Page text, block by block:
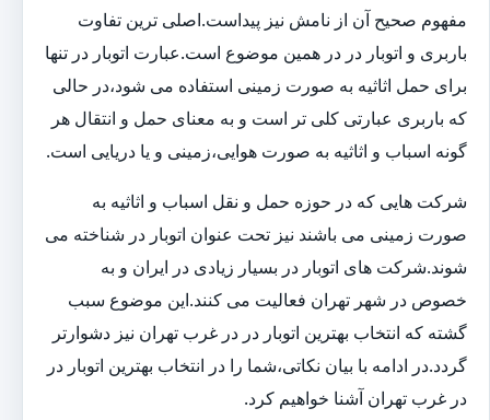
مفهوم صحیح آن از نامش نیز پیداست.اصلی ترین تفاوت
باربری و اتوبار در در همین موضوع است.عبارت اتوبار در تنها
برای حمل اثاثیه به صورت زمینی استفاده می شود،در حالی
که باربری عبارتی کلی تر است و به معنای حمل و انتقال هر
گونه اسباب و اثاثیه به صورت هوایی،زمینی و یا دریایی است.
شرکت هایی که در حوزه حمل و نقل اسباب و اثاثیه به
صورت زمینی می باشند نیز تحت عنوان اتوبار در شناخته می
شوند.شرکت های اتوبار در بسیار زیادی در ایران و به
خصوص در شهر تهران فعالیت می کنند.این موضوع سبب
گشته که انتخاب بهترین اتوبار در در غرب تهران نیز دشوارتر
گردد.در ادامه با بیان نکاتی،شما را در انتخاب بهترین اتوبار در
در غرب تهران آشنا خواهیم کرد.